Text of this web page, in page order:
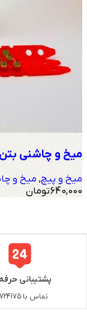
میخ و چاشنی بتن
میخ و پیچ,میخ و
640,000تومان
پشتیبانی
تماس با 66724175